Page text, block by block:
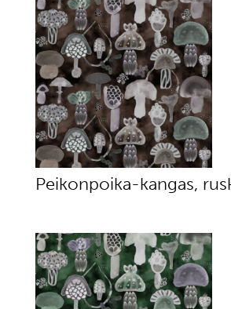
Peikonpoika-kangas,